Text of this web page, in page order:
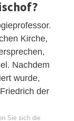
Kirche,
Nachdem
wurde,
der
Sie sich die